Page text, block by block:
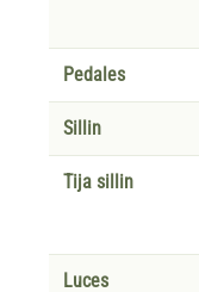
Pedales
Sillin
Tija sillin
Luces